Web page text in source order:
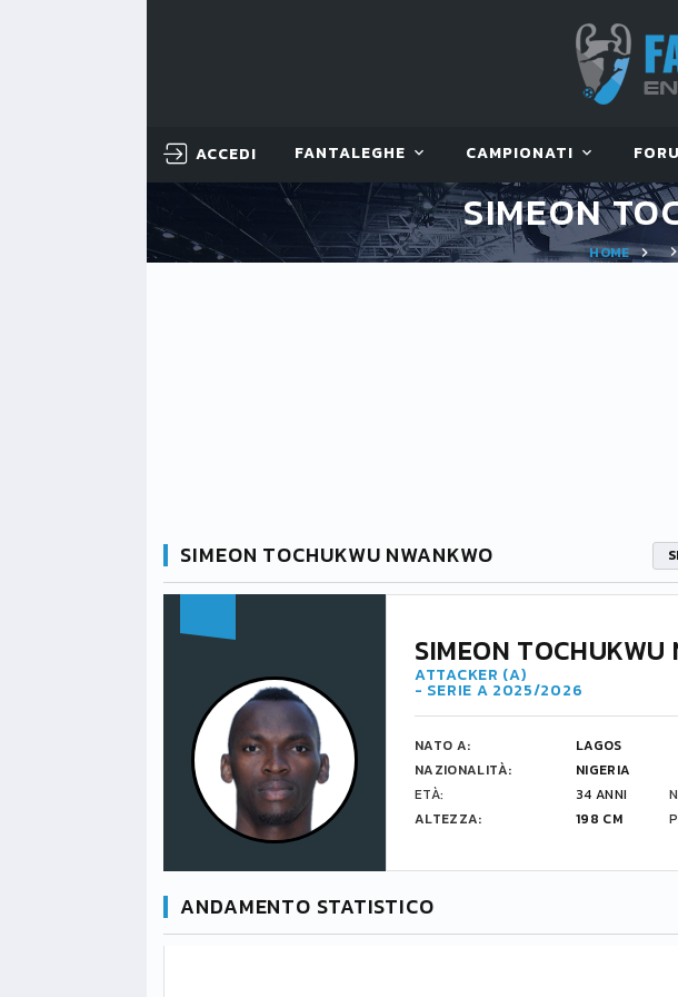
ACCEDI FANTALEGHE CAMPIONATI
SIMEON
HOME
SIMEON TOCHUKWU NWANKWO
SIMEON TOCHUKWU
ATTACKER (A)
- SERIE A 2025/2026
NATO A:
LAGOS
NAZIONALITÀ:
NIGERIA
ETÀ:
34 ANNI
ALTEZZA:
198 CM
ANDAMENTO STATISTICO